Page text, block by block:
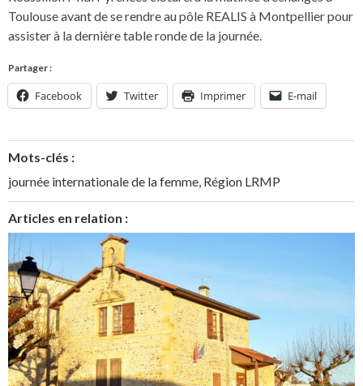
Toulouse avant de se rendre au pôle REALIS à Montpellier pour
assister à la dernière table ronde de la journée.
Partager :
Facebook Twitter Imprimer E-mail
Mots-clés :
journée internationale de la femme, Région LRMP
Articles en relation :